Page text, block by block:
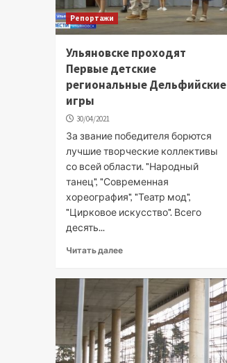
Репортажи
Ульяновске проходят
Первые детские
региональные Дельфийские
игры
30/04/2021
За звание победителя борются
лучшие творческие коллективы
со всей области. "Народный
танец", "Современная
хореография", "Театр мод",
"Цирковое искусство". Всего
десять...
Читать далее